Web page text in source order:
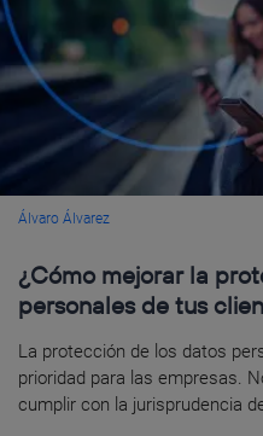
Álvaro Álvarez
¿Cómo mejorar la
personales de tus
La protección de los datos
prioridad para las empresas.
cumplir con la jurisprudencia